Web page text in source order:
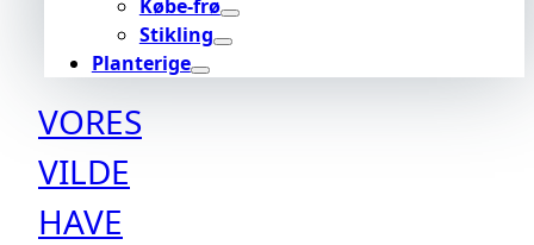
Købe-frø
Stikling
Planterige
VORES
VILDE
HAVE